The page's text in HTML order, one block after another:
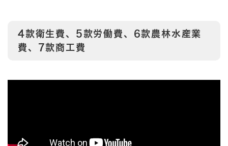
4款衛生費、5款労働費、6款農林水産業
費、7款商工費